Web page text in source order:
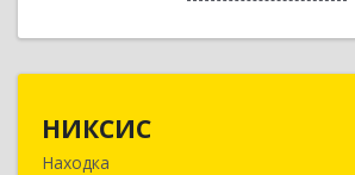
НИКСИС
Находка